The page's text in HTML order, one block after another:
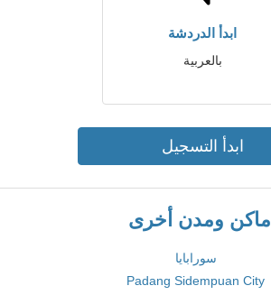
ابدأ الدردشة
بالعربية
ابدأ التسجيل
أماكن ومدن أخرى
سورابايا
Padang Sidempuan City